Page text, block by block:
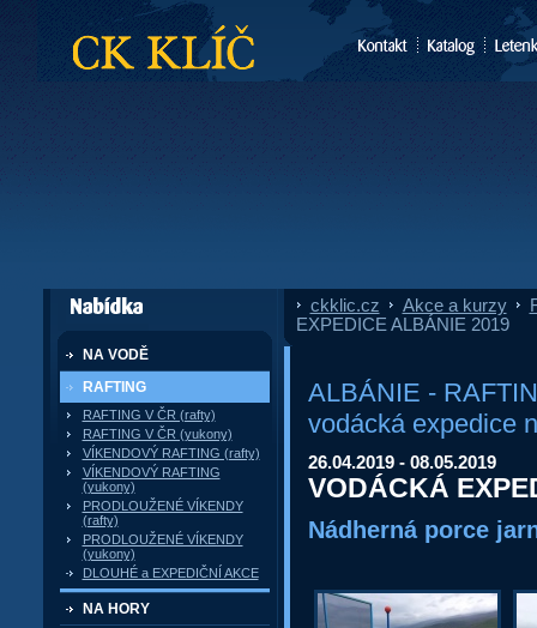
CK Klíč
dále nabízí
NA VODĚ
RAFTING
RAFTING V ČR (rafty)
RAFTING V ČR (yukony)
VÍKENDOVÝ RAFTING (rafty)
VÍKENDOVÝ RAFTING
(yukony)
PRODLOUŽENÉ VÍKENDY
(rafty)
PRODLOUŽENÉ VÍKENDY
(yukony)
DLOUHÉ a EXPEDIČNÍ AKCE
NA HORY
ckklic.cz Akce a kurzy»
EXPEDICE ALBÁNIE 2019
ALBÁNIE -
vodácká expedice
26.04.2019 - 08.05.2019
VODÁCKÁ
Nádherná porce